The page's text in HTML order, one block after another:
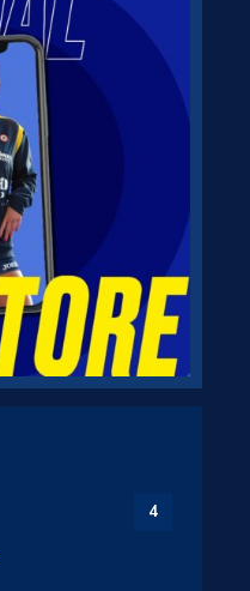
4